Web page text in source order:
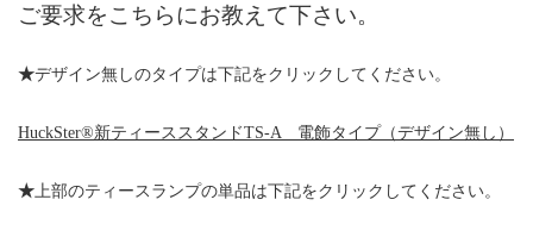
ご要求をこちらにお教えて下さい。
★デザイン無しのタイプは下記をクリックしてください。
HuckSter®新ティーススタンドTS-A電飾タイプ（デザイン無し）
★上部のティースランプの単品は下記をクリックしてください。